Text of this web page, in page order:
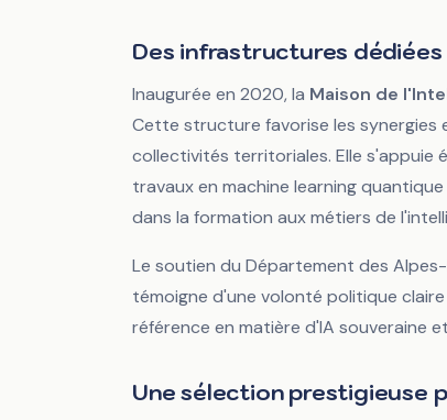
Des infrastructures
Inaugurée en 2020, la Maison de
Cette structure favorise les
collectivités territoriales. Elle s'appuie
travaux en machine learning
dans la formation aux métiers de
Le soutien du Département des
témoigne d'une volonté politique
référence en matière d'IA souveraine
Une sélection prestigieuse